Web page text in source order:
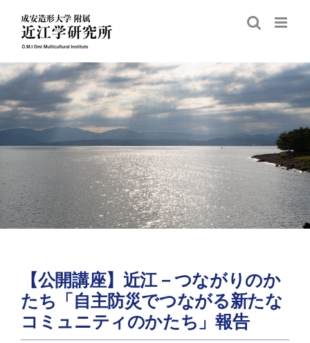
content
【公開講座】近江－つながりのか
たち「自主防災でつながる新たな
コミュニティのかたち」報告